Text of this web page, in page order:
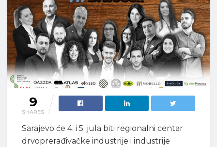
9
SHARES
Sarajevo će 4. i 5. jula biti regionalni centar
drvoprerađivačke industrije i industrije